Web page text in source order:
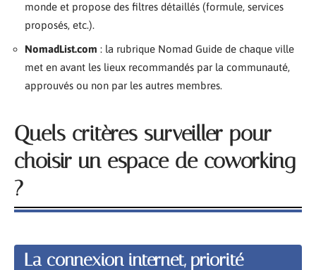
monde et propose des filtres détaillés (formule, services
proposés, etc.).
NomadList.com : la rubrique Nomad Guide de chaque ville
met en avant les lieux recommandés par la communauté,
approuvés ou non par les autres membres.
Quels critères surveiller pour
choisir un espace de coworking
?
La connexion internet, priorité